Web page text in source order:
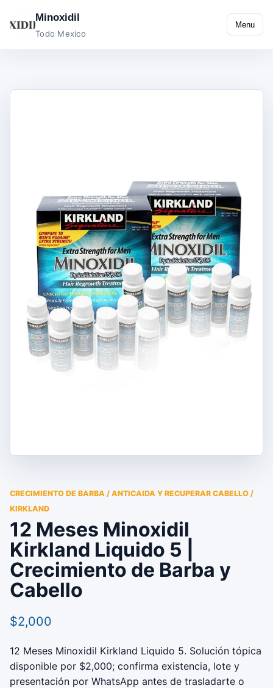
Minoxidil
Todo Mexico
Menu
CRECIMIENTO DE BARBA / ANTICAIDA Y RECUPERAR CABELLO /
KIRKLAND
12 Meses Minoxidil
Kirkland Liquido 5 |
Crecimiento de Barba y
Cabello
$2,000
12 Meses Minoxidil Kirkland Liquido 5. Solución tópica
disponible por $2,000; confirma existencia, lote y
presentación por WhatsApp antes de trasladarte o